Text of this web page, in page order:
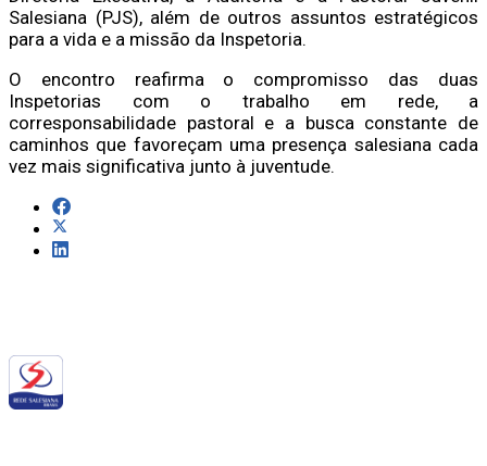
Salesiana (PJS), além de outros assuntos estratégicos
para a vida e a missão da Inspetoria.
O encontro reafirma o compromisso das duas
Inspetorias com o trabalho em rede, a
corresponsabilidade pastoral e a busca constante de
caminhos que favoreçam uma presença salesiana cada
vez mais significativa junto à juventude.